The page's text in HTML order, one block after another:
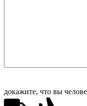
докажите, что вы